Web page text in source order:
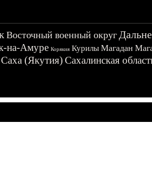
Восточный военный округ
на-Амуре Корякия Курилы Магадан
(Якутия) Сахалинская